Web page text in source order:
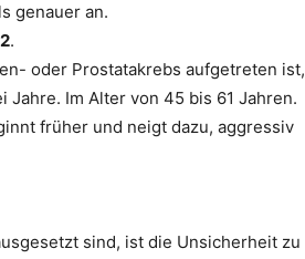
genauer an.
.
oder Prostatakrebs aufgetreten ist,
Im Alter von 45 bis 61 Jahren.
früher und neigt dazu, aggressiv
sind, ist die Unsicherheit zu